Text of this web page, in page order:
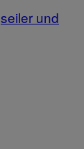
seiler und